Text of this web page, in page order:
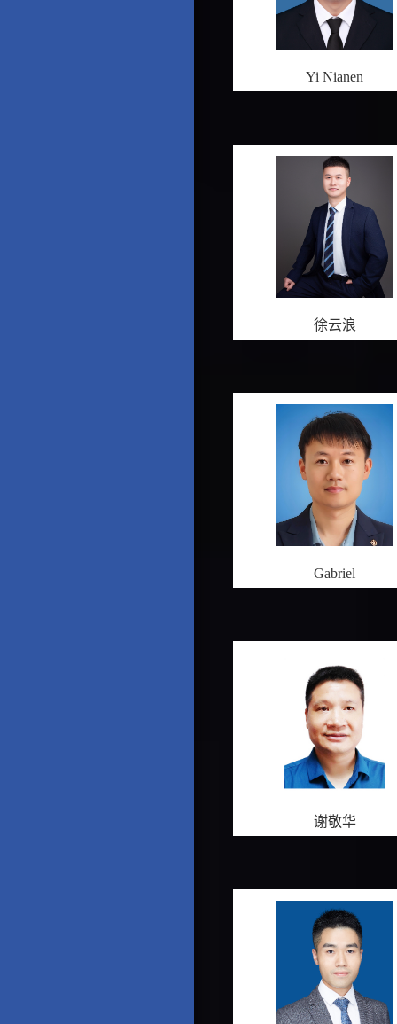
Yi Nianen
徐云浪
Gabriel
谢敬华